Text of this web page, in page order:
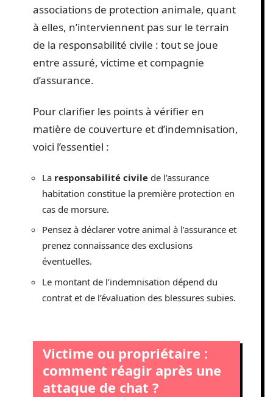
associations de protection animale, quant
à elles, n’interviennent pas sur le terrain
de la responsabilité civile : tout se joue
entre assuré, victime et compagnie
d’assurance.
Pour clarifier les points à vérifier en
matière de couverture et d’indemnisation,
voici l’essentiel :
La responsabilité civile de l’assurance
habitation constitue la première protection en
cas de morsure.
Pensez à déclarer votre animal à l’assurance et
prenez connaissance des exclusions
éventuelles.
Le montant de l’indemnisation dépend du
contrat et de l’évaluation des blessures subies.
Victime ou propriétaire :
comment réagir après une
attaque de chat ?